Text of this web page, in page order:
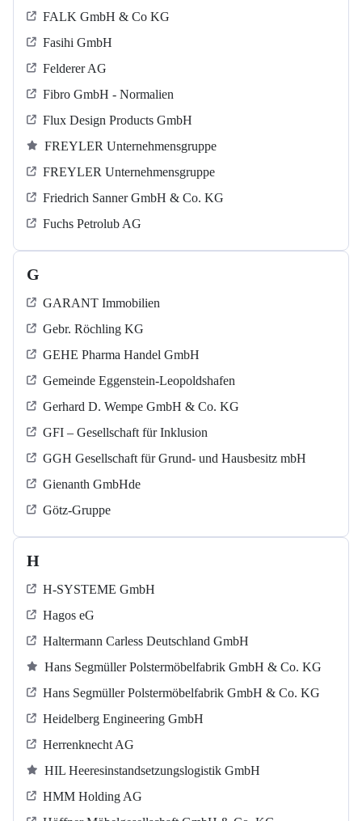
FALK GmbH & Co KG
Fasihi GmbH
Felderer AG
Fibro GmbH - Normalien
Flux Design Products GmbH
FREYLER Unternehmensgruppe
FREYLER Unternehmensgruppe
Friedrich Sanner GmbH & Co. KG
Fuchs Petrolub AG
G
GARANT Immobilien
Gebr. Röchling KG
GEHE Pharma Handel GmbH
Gemeinde Eggenstein-Leopoldshafen
Gerhard D. Wempe GmbH & Co. KG
GFI – Gesellschaft für Inklusion
GGH Gesellschaft für Grund- und Hausbesitz mbH
Gienanth GmbHde
Götz-Gruppe
H
H-SYSTEME GmbH
Hagos eG
Haltermann Carless Deutschland GmbH
Hans Segmüller Polstermöbelfabrik GmbH & Co. KG
Hans Segmüller Polstermöbelfabrik GmbH & Co. KG
Heidelberg Engineering GmbH
Herrenknecht AG
HIL Heeresinstandsetzungslogistik GmbH
HMM Holding AG